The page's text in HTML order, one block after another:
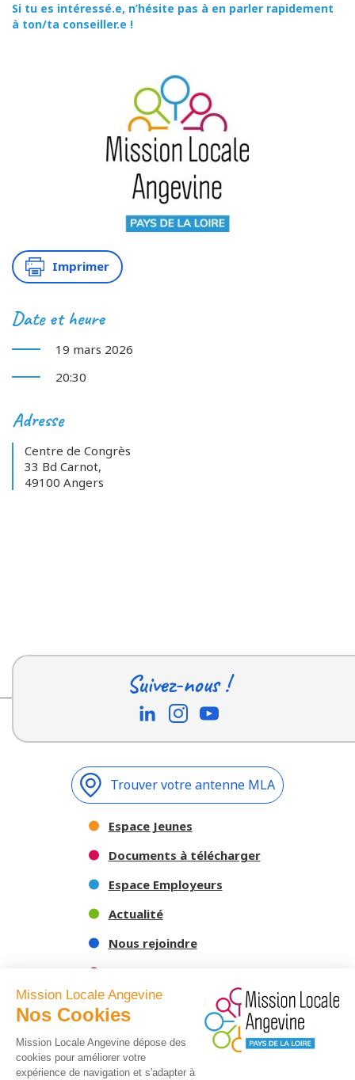
Si tu es intéressé.e, n’hésite pas à en parler rapidement
à ton/ta conseiller.e !
Imprimer
Date et heure
19 mars 2026
20:30
Adresse
Centre de Congrès
33 Bd Carnot,
49100 Angers
Suivez-nous !
Trouver votre antenne MLA
Espace Jeunes
Documents à télécharger
Espace Employeurs
Actualité
Nous rejoindre
Mission Locale Angevine
Nos Cookies
Mission Locale Angevine dépose des
cookies pour améliorer votre
expérience de navigation et s'adapter à